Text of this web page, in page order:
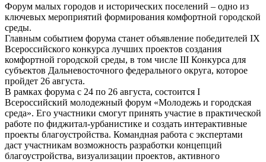
Форум малых городов и исторических поселений – одно из
ключевых мероприятий формирования комфортной городской
среды.
Главным событием форума станет объявление победителей IX
Всероссийского конкурса лучших проектов создания
комфортной городской среды, в том числе III Конкурса для
субъектов Дальневосточного федерального округа, которое
пройдет 26 августа.
В рамках форума с 24 по 26 августа, состоится I
Всероссийский молодежный форум «Молодежь и городская
среда». Его участники смогут принять участие в практической
работе по фиджитал-урбанистике и создать интерактивные
проекты благоустройства. Командная работа с экспертами
даст участникам возможность разработки концепций
благоустройства, визуализации проектов, активного